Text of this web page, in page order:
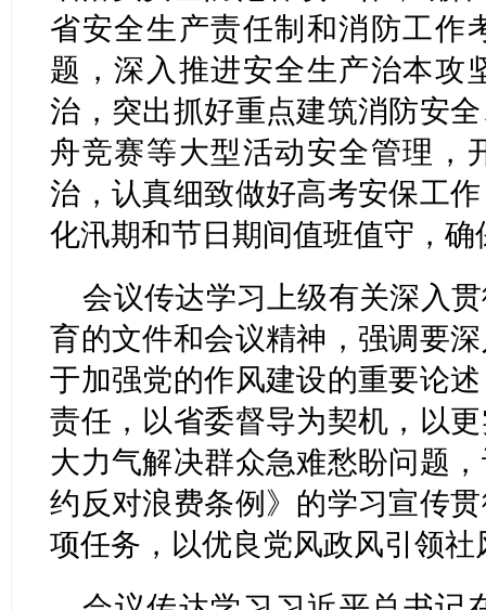
省安全生产责任制和消防工作
题，深入推进安全生产治本攻
治，突出抓好重点建筑消防安
舟竞赛等大型活动安全管理，
治，认真细致做好高考安保工
化汛期和节日期间值班值守，
会议传达学习上级有关深入
育的文件和会议精神，强调要
于加强党的作风建设的重要论
责任，以省委督导为契机，以
大力气解决群众急难愁盼问题
约反对浪费条例》的学习宣传
项任务，以优良党风政风引领社